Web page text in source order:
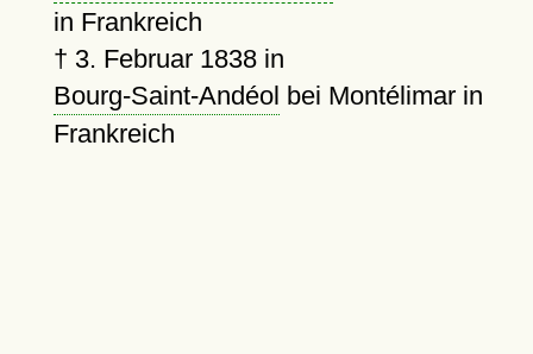
in Frankreich
† 3. Februar 1838in
Bourg-Saint-Andéol bei Montélimar in
Frankreich